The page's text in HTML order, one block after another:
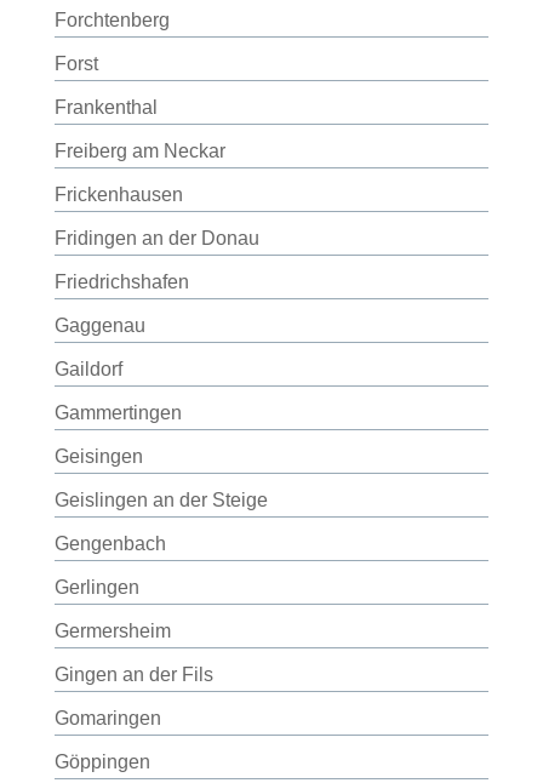
Forchtenberg
Forst
Frankenthal
Freiberg am Neckar
Frickenhausen
Fridingen an der Donau
Friedrichshafen
Gaggenau
Gaildorf
Gammertingen
Geisingen
Geislingen an der Steige
Gengenbach
Gerlingen
Germersheim
Gingen an der Fils
Gomaringen
Göppingen